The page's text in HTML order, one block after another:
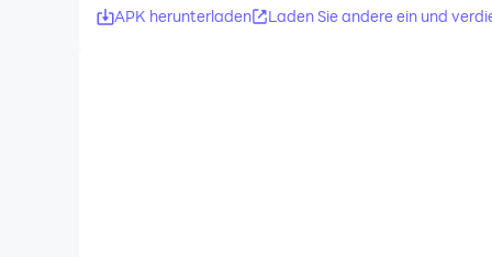
APK herunterladen Laden Sie andere ein und